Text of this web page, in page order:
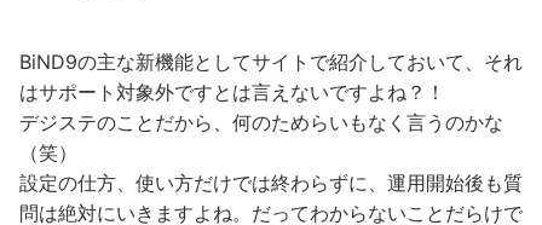
BiND9の主な新機能としてサイトで紹介しておいて、それ
はサポート対象外ですとは言えないですよね？！
デジステのことだから、何のためらいもなく言うのかな
（笑）
設定の仕方、使い方だけでは終わらずに、運用開始後も質
問は絶対にいきますよね。だってわからないことだらけで